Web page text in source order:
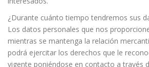
¿Durante cuánto tiempo tendremos sus
Los datos personales que nos
mientras se mantenga la relación
podrá ejercitar los derechos que le
vigente poniéndose en contacto a través